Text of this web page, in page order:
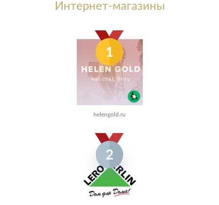
Интернет-магазины
1
helengold.ru
2